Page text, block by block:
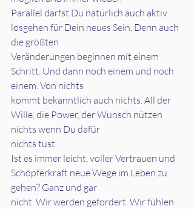
Parallel darfst Du natürlich auch aktiv
losgehen für Dein neues Sein. Denn auch
die größten
Veränderungen beginnen mit einem
Schritt. Und dann noch einem und noch
einem. Von nichts
kommt bekanntlich auch nichts. All der
Wille, die Power, der Wunsch nützen
nichts wenn Du dafür
nichts tust.
Ist es immer leicht, voller Vertrauen und
Schöpferkraft neue Wege im Leben zu
gehen? Ganz und gar
nicht. Wir werden gefordert. Wir fühlen